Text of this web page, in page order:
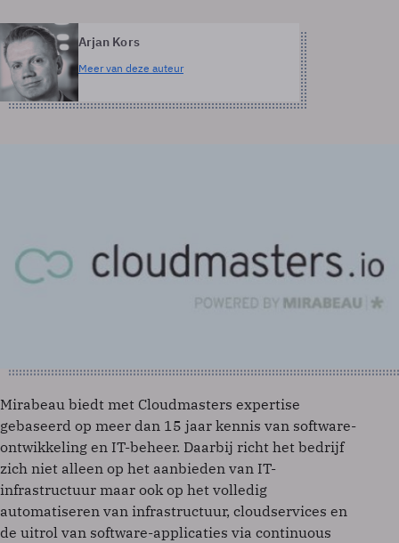
Arjan Kors
Meer van deze auteur
Mirabeau biedt met Cloudmasters expertise
gebaseerd op meer dan 15 jaar kennis van software-
ontwikkeling en IT-beheer. Daarbij richt het bedrijf
zich niet alleen op het aanbieden van IT-
infrastructuur maar ook op het volledig
automatiseren van infrastructuur, cloudservices en
de uitrol van software-applicaties via continuous